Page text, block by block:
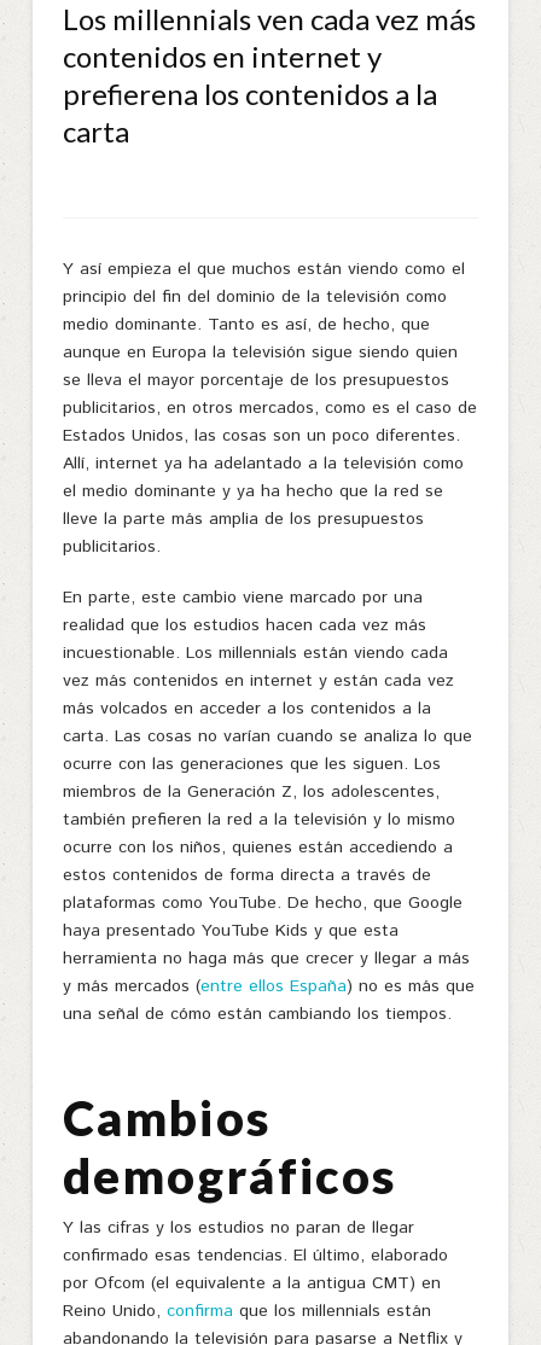
Los millennials ven cada vez más
contenidos en internet y
prefierena los contenidos a la
carta
Y así empieza el que muchos están viendo como el
principio del fin del dominio de la televisión como
medio dominante. Tanto es así, de hecho, que
aunque en Europa la televisión sigue siendo quien
se lleva el mayor porcentaje de los presupuestos
publicitarios, en otros mercados, como es el caso de
Estados Unidos, las cosas son un poco diferentes.
Allí, internet ya ha adelantado a la televisión como
el medio dominante y ya ha hecho que la red se
lleve la parte más amplia de los presupuestos
publicitarios.
En parte, este cambio viene marcado por una
realidad que los estudios hacen cada vez más
incuestionable. Los millennials están viendo cada
vez más contenidos en internet y están cada vez
más volcados en acceder a los contenidos a la
carta. Las cosas no varían cuando se analiza lo que
ocurre con las generaciones que les siguen. Los
miembros de la Generación Z, los adolescentes,
también prefieren la red a la televisión y lo mismo
ocurre con los niños, quienes están accediendo a
estos contenidos de forma directa a través de
plataformas como YouTube. De hecho, que Google
haya presentado YouTube Kids y que esta
herramienta no haga más que crecer y llegar a más
y más mercados (entre ellos España) no es más que
una señal de cómo están cambiando los tiempos.
Cambios
demográficos
Y las cifras y los estudios no paran de llegar
confirmado esas tendencias. El último, elaborado
por Ofcom (el equivalente a la antigua CMT) en
Reino Unido, confirma que los millennials están
abandonando la televisión para pasarse a Netflix y